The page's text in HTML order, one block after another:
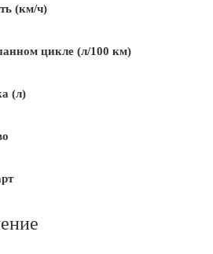
(км/ч)
цикле (л/100 км)
(л)